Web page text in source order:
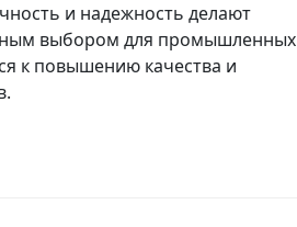
и надежность делают
выбором для промышленных
к повышению качества и